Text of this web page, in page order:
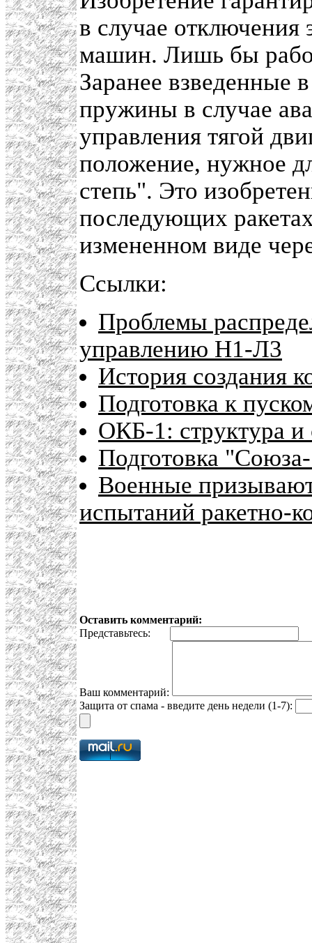
в случае отключения
машин. Лишь бы
Заранее взведенные
пружины в случае
управления тягой
положение, нужное
степь". Это
последующих
измененном виде
Ссылки:
Проблемы
управлению Н1-Л3
История создания
Подготовка к
ОКБ-1: структура и
Подготовка
Военные
испытаний ракетно-
Оставить комментарий:
Представьтесь:
Ваш комментарий:
Защита от спама - введите день недели (1-7):